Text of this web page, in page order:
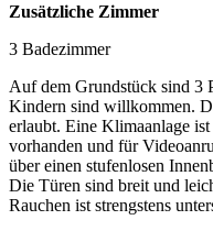
Zusätzliche Zimmer
3 Badezimmer
Auf dem Grundstück sind 3
Kindern sind willkommen.
erlaubt. Eine Klimaanlage
vorhanden und für
über einen stufenlosen
Die Türen sind breit und
Rauchen ist strengstens